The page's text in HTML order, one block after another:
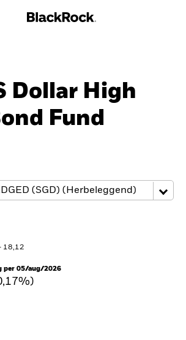
Dollar High
Fund
18,12
per 05/aug/2026